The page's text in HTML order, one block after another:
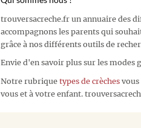
trouversacreche.fr un annuaire des
accompagnons les parents qui
grâce à nos différents outils de
Envie d'en savoir plus sur les modes
Notre rubrique types de crèches vous
vous et à votre enfant.